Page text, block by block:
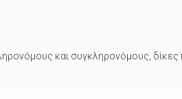
και συγκληρονόμους, δίκες